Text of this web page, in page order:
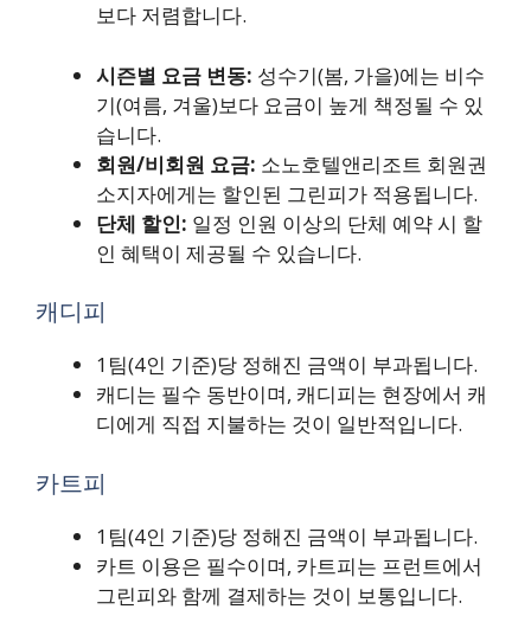
보다 저렴합니다.
시즌별 요금 변동: 성수기(봄, 가을)에는 비수
기(여름, 겨울)보다 요금이 높게 책정될 수 있
습니다.
회원/비회원 요금: 소노호텔앤리조트 회원권
소지자에게는 할인된 그린피가 적용됩니다.
단체 할인: 일정 인원 이상의 단체 예약 시 할
인 혜택이 제공될 수 있습니다.
캐디피
1팀(4인 기준)당 정해진 금액이 부과됩니다.
캐디는 필수 동반이며, 캐디피는 현장에서 캐
디에게 직접 지불하는 것이 일반적입니다.
카트피
1팀(4인 기준)당 정해진 금액이 부과됩니다.
카트 이용은 필수이며, 카트피는 프런트에서
그린피와 함께 결제하는 것이 보통입니다.